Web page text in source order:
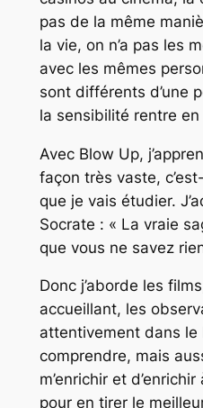
pas de la même
la vie, on n’a pas les
avec les mêmes
sont différents d’une
la sensibilité rentre
Avec Blow Up,
façon très vaste,
que je vais étudier.
Socrate : « La vraie
que vous ne savez
Donc j’aborde les
accueillant, les
attentivement dans le
comprendre, mais
m’enrichir et
pour en tirer le